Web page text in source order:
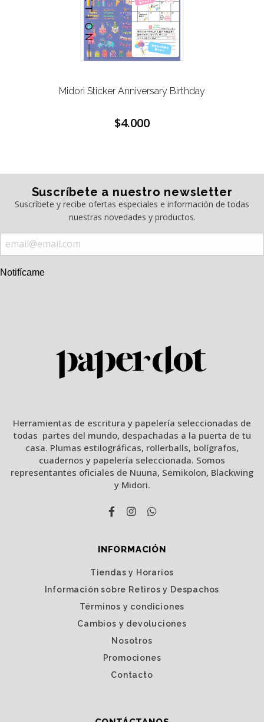
Midori Sticker Anniversary Birthday
$4.000
Suscríbete a nuestro newsletter
Suscríbete y recibe ofertas especiales e información de todas
nuestras novedades y productos.
Notifícame
Herramientas de escritura y papelería seleccionadas de
todas partes del mundo, despachadas a la puerta de tu
casa. Plumas estilográficas, rollerballs, bolígrafos,
cuadernos y papelería seleccionada. Somos
representantes oficiales de Nuuna, Semikolon, Blackwing
y Midori.
INFORMACIÓN
Tiendas y Horarios
Información sobre Retiros y Despachos
Términos y condiciones
Cambios y devoluciones
Nosotros
Promociones
Contacto